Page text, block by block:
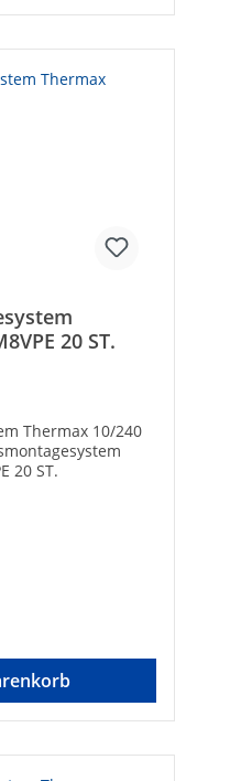
20 ST.
Thermax 10/240
20 ST.